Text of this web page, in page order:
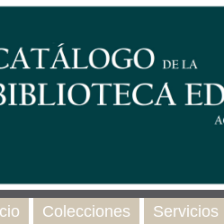
Colecciones Servicios